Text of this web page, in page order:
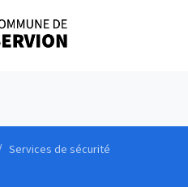
Services de sécurité